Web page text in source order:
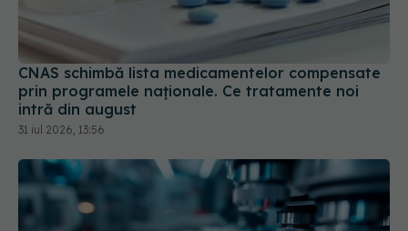
CNAS schimbă lista medicamentelor compensate
prin programele naționale. Ce tratamente noi
intră din august
31 iul 2026, 13:56